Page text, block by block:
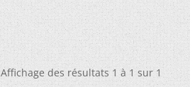
Affichage des résultats 1 à 1 sur 1